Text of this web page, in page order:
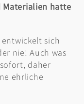
Materialien hatte
sich
nie! Auch was
daher
ehrliche